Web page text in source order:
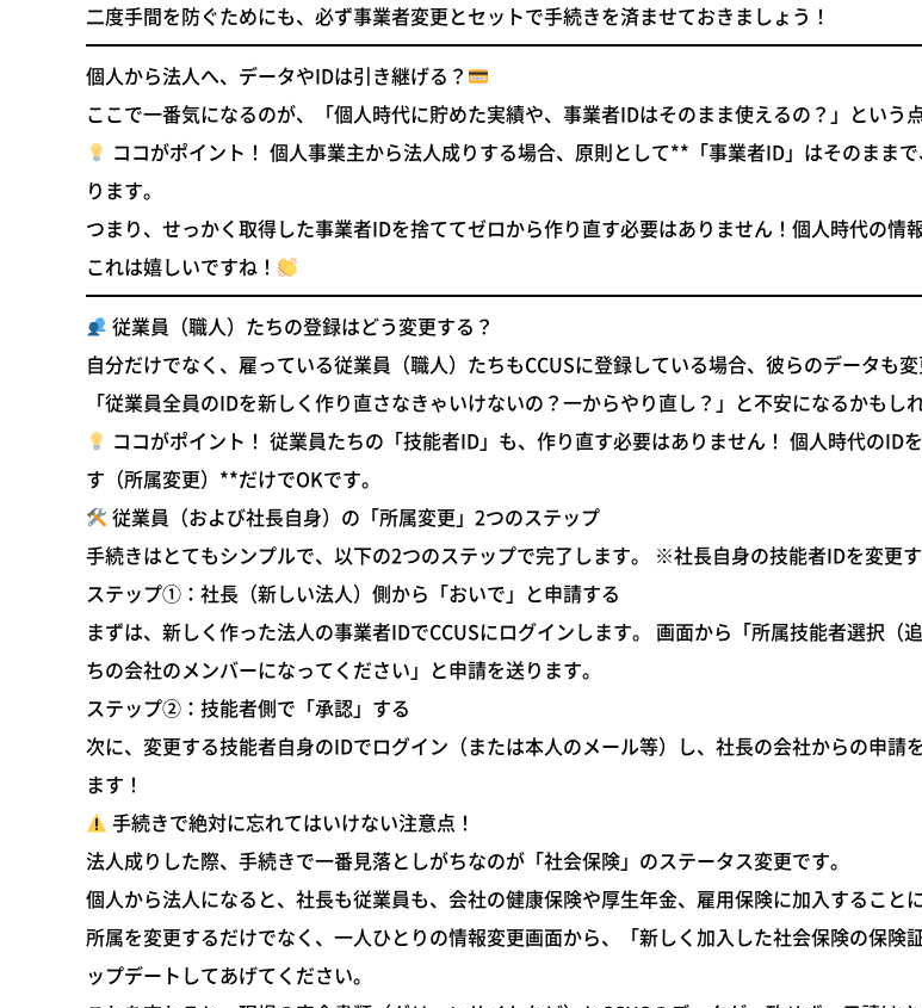
二度手間を防ぐためにも、必ず事業者変更とセットで手続きを済ませておきましょう！
個人から法人へ、データやIDは引き継げる？
ここで一番気になるのが、「個人時代に貯めた実績や、事業者IDはそのまま使えるの？」という点
ココがポイント！ 個人事業主から法人成りする場合、原則として**「事業者ID」はそのまま
ります。
つまり、せっかく取得した事業者IDを捨ててゼロから作り直す必要はありません！個人時代の情
これは嬉しいですね！
従業員（職人）たちの登録はどう変更する？
自分だけでなく、雇っている従業員（職人）たちもCCUSに登録している場合、彼らのデータも変
「従業員全員のIDを新しく作り直さなきゃいけないの？一からやり直し？」と不安になるかもし
ココがポイント！ 従業員たちの「技能者ID」も、作り直す必要はありません！ 個人時代のID
す（所属変更）**だけでOKです。
従業員（および社長自身）の「所属変更」2つのステップ
手続きはとてもシンプルで、以下の2つのステップで完了します。 ※社長自身の技能者IDを変更
ステップ①：社長（新しい法人）側から「おいで」と申請する
まずは、新しく作った法人の事業者IDでCCUSにログインします。 画面から「所属技能者選択
ちの会社のメンバーになってください」と申請を送ります。
ステップ②：技能者側で「承認」する
次に、変更する技能者自身のIDでログイン（または本人のメール等）し、社長の会社からの申
ます！
手続きで絶対に忘れてはいけない注意点！
法人成りした際、手続きで一番見落としがちなのが「社会保険」のステータス変更です。
個人から法人になると、社長も従業員も、会社の健康保険や厚生年金、雇用保険に加入すること
所属を変更するだけでなく、一人ひとりの情報変更画面から、
「新しく加入した社会保険の保
ップデート してあげてください。